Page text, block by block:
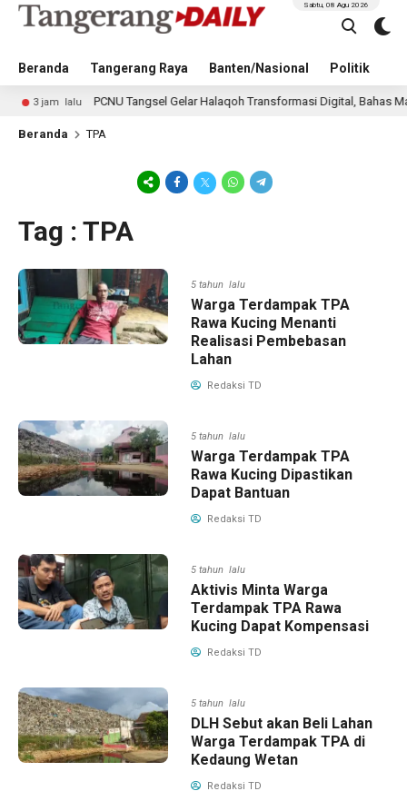
Beranda Tangerang Raya Banten/Nasional Politik
Sabtu, 08 Agu 2026
jam lalu PCNU Tangsel Gelar Halaqoh Transformasi Digital, Bahas Masa
Beranda TPA
Tag : TPA
5 tahun lalu
Warga Terdampak TPA
Rawa Kucing Menanti
Realisasi Pembebasan
Lahan
Redaksi TD
5 tahun lalu
Warga Terdampak TPA
Rawa Kucing Dipastikan
Dapat Bantuan
Redaksi TD
5 tahun lalu
Aktivis Minta Warga
Terdampak TPA Rawa
Kucing Dapat Kompensasi
Redaksi TD
5 tahun lalu
DLH Sebut akan Beli Lahan
Warga Terdampak TPA di
Kedaung Wetan
Redaksi TD